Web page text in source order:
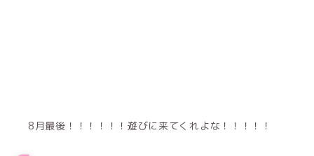
8月最後！！！！！！遊びに来てくれよな！！！！！